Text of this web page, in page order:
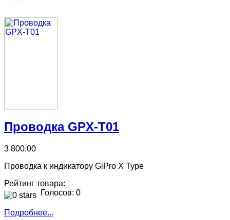
Проводка GPX-T01
3 800.00
Проводка к индикатору GiPro X Type
Рейтинг товара:
Голосов: 0
Подробнее...